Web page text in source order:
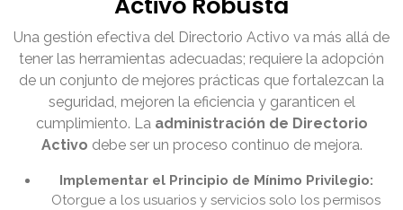
Una gestión efectiva del Directorio Activo va más allá de
tener las herramientas adecuadas; requiere la adopción
de un conjunto de mejores prácticas que fortalezcan la
seguridad, mejoren la eficiencia y garanticen el
cumplimiento. La administración de Directorio
Activo debe ser un proceso continuo de mejora.
Implementar el Principio de Mínimo Privilegio:
Otorgue a los usuarios y servicios solo los permisos